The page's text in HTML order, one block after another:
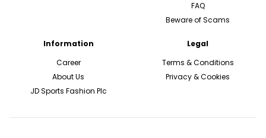
FAQ
Beware of Scams
Information
Career
About Us
JD Sports Fashion Plc
Legal
Terms & Conditions
Privacy & Cookies